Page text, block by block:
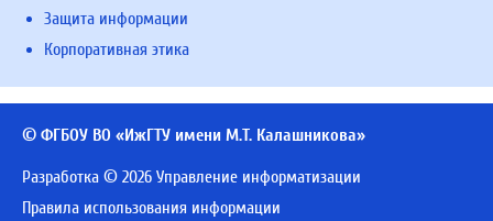
Защита информации
Корпоративная этика
© ФГБОУ ВО «ИжГТУ имени М.Т. Калашникова»
Разработка © 2026 Управление информатизации
Правила использования информации